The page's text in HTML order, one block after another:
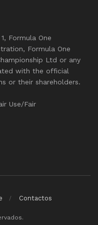
Formula One
Formula One
Ltd or any
with the official
or their shareholders.
Use/Fair
Contactos